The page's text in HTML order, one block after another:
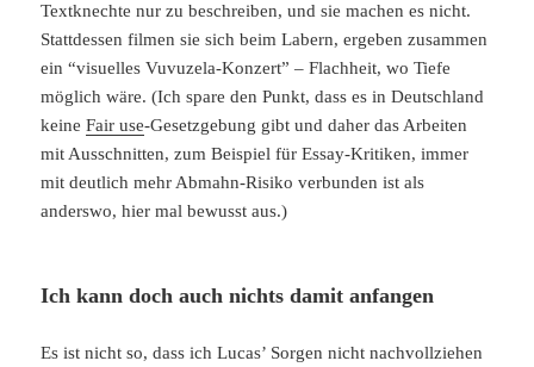
Textknechte nur zu beschreiben, und sie machen es nicht.
Stattdessen filmen sie sich beim Labern, ergeben zusammen
ein “visuelles Vuvuzela-Konzert” – Flachheit, wo Tiefe
möglich wäre. (Ich spare den Punkt, dass es in Deutschland
keineFair use-Gesetzgebung gibt und daher das Arbeiten
mit Ausschnitten, zum Beispiel für Essay-Kritiken, immer
mit deutlich mehr Abmahn-Risiko verbunden ist als
anderswo, hier mal bewusst aus.)
Ich kann doch auch nichts damit anfangen
Es ist nicht so, dass ich Lucas’ Sorgen nicht nachvollziehen